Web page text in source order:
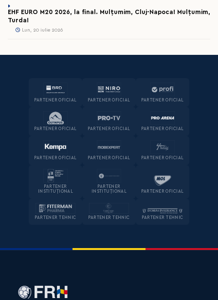
EHF EURO M20 2026, la final. Mulțumim, Cluj-Napoca! Mulțumim,
Turda!
Lun, 20 iulie 2026
PARTENER OFICIAL PARTENER OFICIAL PARTENER OFICIAL
PARTENER OFICIAL PARTENER OFICIAL PARTENER OFICIAL
PARTENER OFICIAL PARTENER OFICIAL PARTENER OFICIAL
PARTENER
INSTITUȚIONAL
PARTENER
INSTITUȚIONAL
PARTENER OFICIAL
PARTENER TEHNIC PARTENER TEHNIC PARTENER TEHNIC